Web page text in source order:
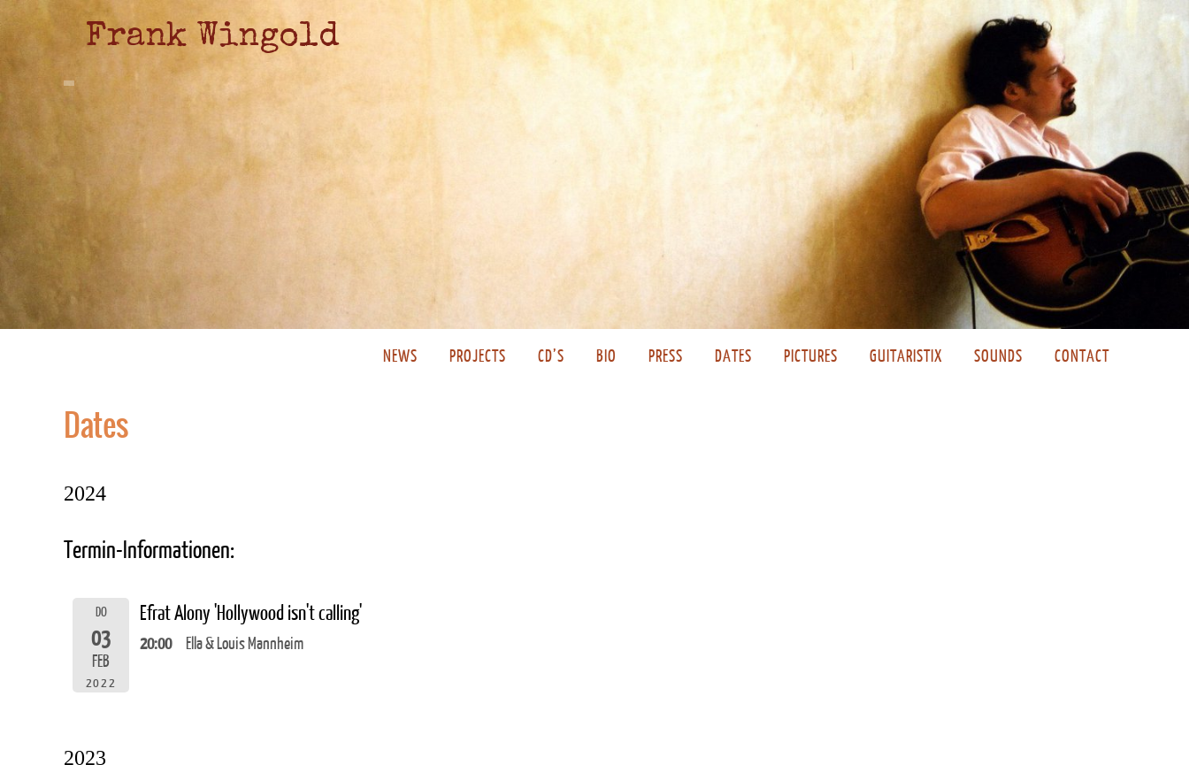
Frank Wingold
NEWS PROJECTS CD’S BIO PRESS DATES PICTURES GUITARISTIX SOUNDS CONTACT
Dates
2024
Termin-Informationen:
DO
03
FEB
2022
Efrat Alony 'Hollywood isn't calling'
20:00 Ella & Louis Mannheim
2023